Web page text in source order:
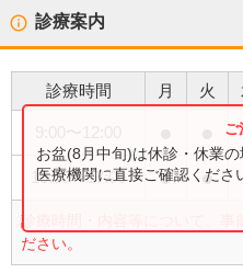
診療案内
診療時間 月 火
15:00〜17:00 ● ●
診療時間・内容等について、事
ださい。
お盆(8月中旬)は休診・休業
医療機関に直接ご確認くださ